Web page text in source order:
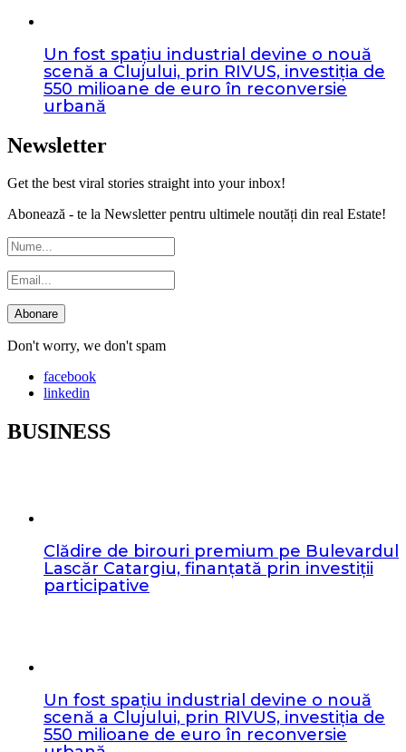
Un fost spațiu industrial devine o nouă
scenă a Clujului, prin RIVUS, investiția de
550 milioane de euro în reconversie
urbană
Newsletter
Get the best viral stories straight into your inbox!
Abonează - te la Newsletter pentru ultimele noutăți din real Estate!
Don't worry, we don't spam
facebook
linkedin
BUSINESS
Clădire de birouri premium pe Bulevardul
Lascăr Catargiu, finanțată prin investiții
participative
Un fost spațiu industrial devine o nouă
scenă a Clujului, prin RIVUS, investiția de
550 milioane de euro în reconversie